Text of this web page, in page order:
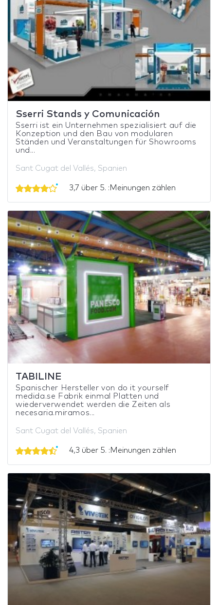
Sserri Stands y Comunicación
Sserri ist ein Unternehmen spezialisiert auf die
Konzeption und den Bau von modularen
Ständen und Veranstaltungen für Showrooms
und...
Sant Cugat del Vallés, Spanien
3,7 über 5. :Meinungen zählen
TABILINE
Spanischer Hersteller von do it yourself
medida.se Fabrik einmal Platten und
wiederverwendet werden die Zeiten als
necesaria.miramos...
Sant Cugat del Vallés, Spanien
4,3 über 5. :Meinungen zählen